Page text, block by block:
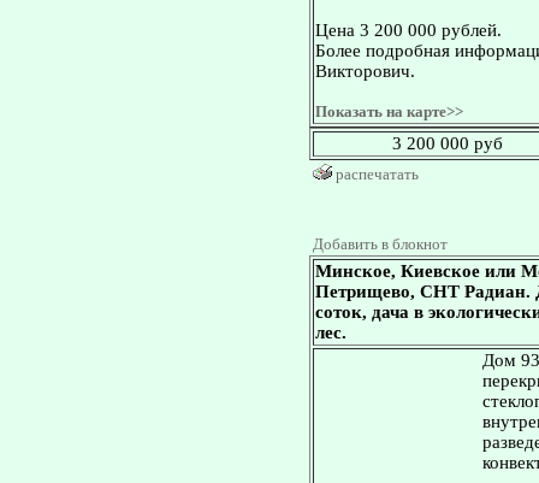
Цена 3 200 000 рублей.
Более подробная
Викторович.
Показать на карте>>
3 200 000 руб
распечатать
Добавить в блокнот
Минское, Киевское или
Петрищево, СНТ Радиан.
соток, дача в
лес.
Дом